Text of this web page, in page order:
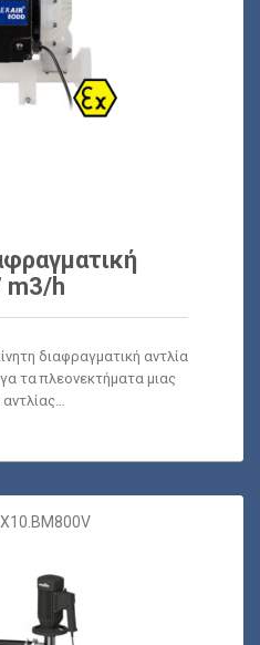
m3/h
διαφραγματική αντλία
τα πλεονεκτήματα μιας
αντλίας…